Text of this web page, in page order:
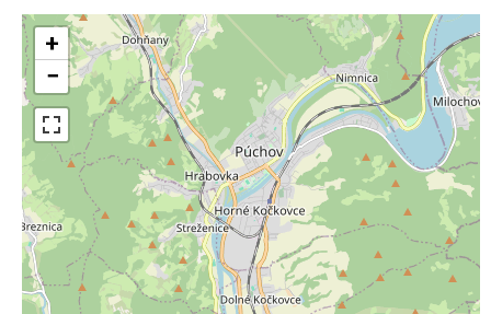
+
−